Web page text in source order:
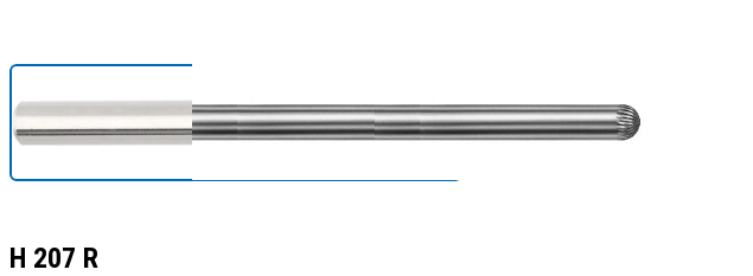
H 207 R